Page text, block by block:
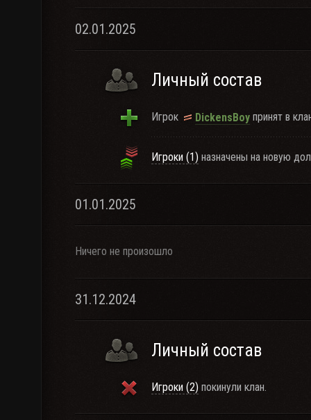
02.01.2025
Личный состав
Игрок DickensBoy принят в
Игроки (1) назначены на новую
01.01.2025
Ничего не произошло
31.12.2024
Личный состав
Игроки (2) покинули клан.